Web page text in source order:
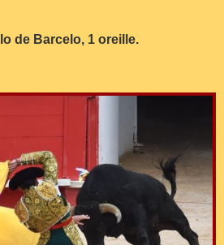
de Barcelo, 1 oreille.